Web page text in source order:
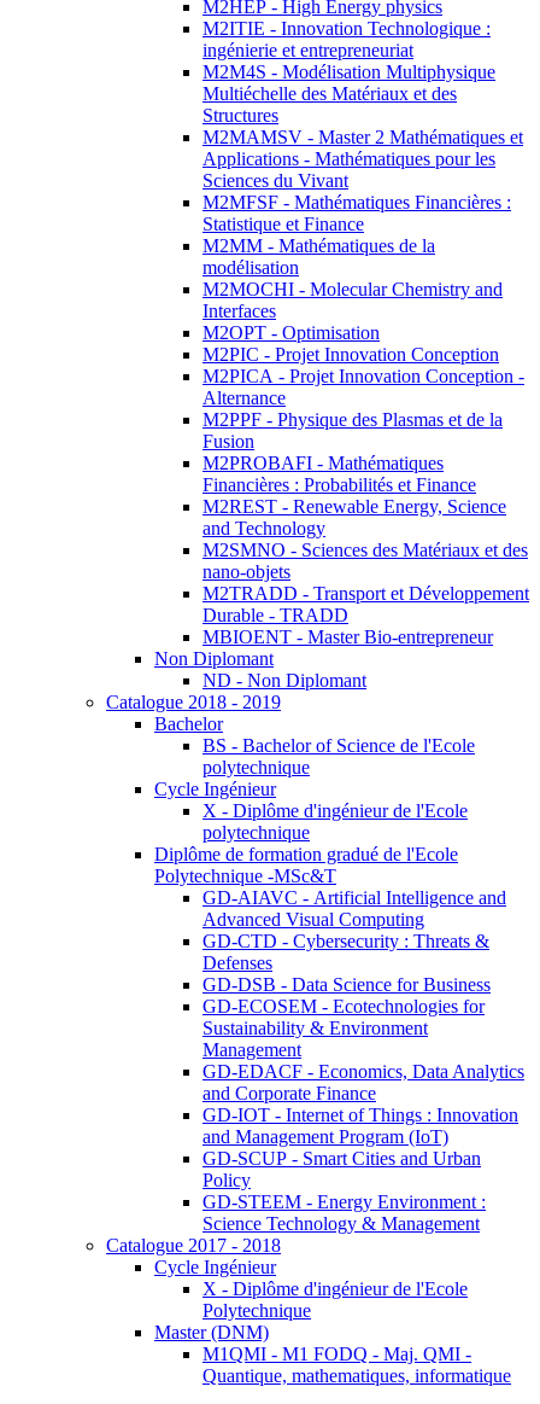
M2HEP - High Energy physics
M2ITIE - Innovation Technologique :
ingénierie et entrepreneuriat
M2M4S - Modélisation Multiphysique
Multiéchelle des Matériaux et des
Structures
M2MAMSV - Master 2 Mathématiques et
Applications - Mathématiques pour les
Sciences du Vivant
M2MFSF - Mathématiques Financières :
Statistique et Finance
M2MM - Mathématiques de la
modélisation
M2MOCHI - Molecular Chemistry and
Interfaces
M2OPT - Optimisation
M2PIC - Projet Innovation Conception
M2PICA - Projet Innovation Conception -
Alternance
M2PPF - Physique des Plasmas et de la
Fusion
M2PROBAFI - Mathématiques
Financières : Probabilités et Finance
M2REST - Renewable Energy, Science
and Technology
M2SMNO - Sciences des Matériaux et des
nano-objets
M2TRADD - Transport et Développement
Durable - TRADD
MBIOENT - Master Bio-entrepreneur
Non Diplomant
ND - Non Diplomant
Catalogue 2018 - 2019
Bachelor
BS - Bachelor of Science de l'Ecole
polytechnique
Cycle Ingénieur
X - Diplôme d'ingénieur de l'Ecole
polytechnique
Diplôme de formation gradué de l'Ecole
Polytechnique -MSc&T
GD-AIAVC - Artificial Intelligence and
Advanced Visual Computing
GD-CTD - Cybersecurity : Threats &
Defenses
GD-DSB - Data Science for Business
GD-ECOSEM - Ecotechnologies for
Sustainability & Environment
Management
GD-EDACF - Economics, Data Analytics
and Corporate Finance
GD-IOT - Internet of Things : Innovation
and Management Program (IoT)
GD-SCUP - Smart Cities and Urban
Policy
GD-STEEM - Energy Environment :
Science Technology & Management
Catalogue 2017 - 2018
Cycle Ingénieur
X - Diplôme d'ingénieur de l'Ecole
Polytechnique
Master (DNM)
M1QMI - M1 FODQ - Maj. QMI -
Quantique, mathematiques, informatique